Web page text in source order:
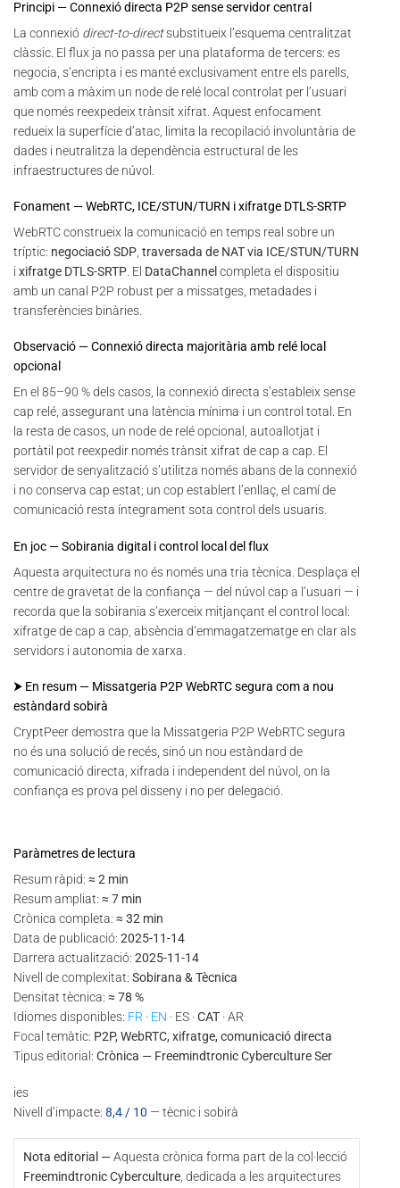
Principi — Connexió directa P2P sense servidor central
La connexió direct-to-directsubstitueix l’esquema centralitzat
clàssic. El flux ja no passa per una plataforma de tercers: es
negocia, s’encripta i es manté exclusivament entre els parells,
amb com a màxim un node de relé local controlat per l’usuari
que només reexpedeix trànsit xifrat. Aquest enfocament
redueix la superfície d’atac, limita la recopilació involuntària de
dades i neutralitza la dependència estructural de les
infraestructures de núvol.
Fonament — WebRTC, ICE/STUN/TURN i xifratge DTLS-SRTP
WebRTC construeix la comunicació en temps real sobre un
tríptic: negociació SDP traversada de NAT via ICE/STUN/TURN
i xifratge DTLS-SRTP . El DataChannel completa el dispositiu
amb un canal P2P robust per a missatges, metadades i
transferències binàries.
Observació — Connexió directa majoritària amb relé local
opcional
En el 85–90 % dels casos, la connexió directa s’estableix sense
cap relé, assegurant una latència mínima i un control total. En
la resta de casos, un node de relé opcional, autoallotjat i
portàtil pot reexpedir només trànsit xifrat de cap a cap. El
servidor de senyalització s’utilitza només abans de la connexió
i no conserva cap estat; un cop establert l’enllaç, el camí de
comunicació resta íntegrament sota control dels usuaris.
En joc — Sobirania digital i control local del flux
Aquesta arquitectura no és només una tria tècnica. Desplaça el
centre de gravetat de la confiança — del núvol cap a l’usuari — i
recorda que la sobirania s’exerceix mitjançant el control local:
xifratge de cap a cap, absència d’emmagatzematge en clar als
servidors i autonomia de xarxa.
⮞ En resum — Missatgeria P2P WebRTC segura com a nou
estàndard sobirà
CryptPeer demostra que la Missatgeria P2P WebRTC segura
no és una solució de recés, sinó un nou estàndard de
comunicació directa, xifrada i independent del núvol, on la
confiança es prova pel disseny i no per delegació.
Paràmetres de lectura
Resum ràpid: ≈ 2 min
Resum ampliat: ≈ 7 min
Crònica completa: ≈ 32 min
Data de publicació: 2025-11-14
Darrera actualització: 2025-11-14
Nivell de complexitat: Sobirana & Tècnica
Densitat tècnica: ≈ 78 %
Idiomes disponibles: FR · EN · ES ·CAT · AR
Focal temàtic: P2P, WebRTC, xifratge, comunicació directa
Tipus editorial: Crònica — Freemindtronic Cyberculture Ser
ies
Nivell d’impacte: 8,4 / 10 — tècnic i sobirà
Nota editorial —Aquesta crònica forma part de la col·lecció
Freemindtronic Cyberculture, dedicada a les arquitectures